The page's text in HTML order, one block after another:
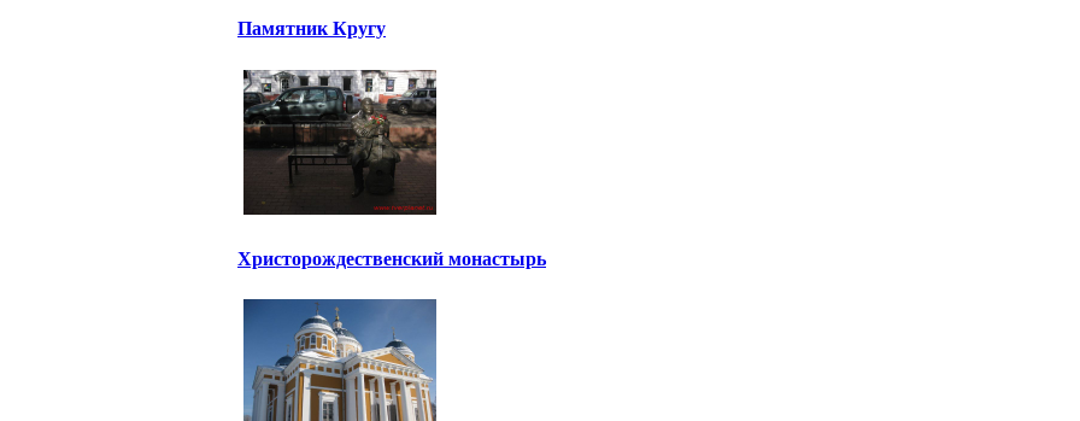
Памятник Кругу
Христорождественский монастырь